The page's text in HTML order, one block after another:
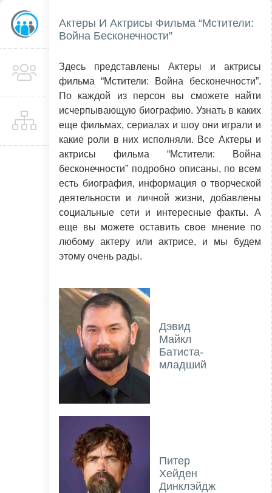
Актеры И Актрисы Фильма “Мстители:
Война Бесконечности”
Здесь представлены Актеры и актрисы
фильма “Мстители: Война бесконечности”.
По каждой из персон вы сможете найти
исчерпывающую биографию. Узнать в каких
еще фильмах, сериалах и шоу они играли и
какие роли в них исполняли. Все Актеры и
актрисы фильма “Мстители: Война
бесконечности” подробно описаны, по всем
есть биография, информация о творческой
деятельности и личной жизни, добавлены
социальные сети и интересные факты. А
еще вы можете оставить свое мнение по
любому актеру или актрисе, и мы будем
этому очень рады.
Дэвид
Майкл
Батиста-
младший
Питер
Хейден
Динклэйдж